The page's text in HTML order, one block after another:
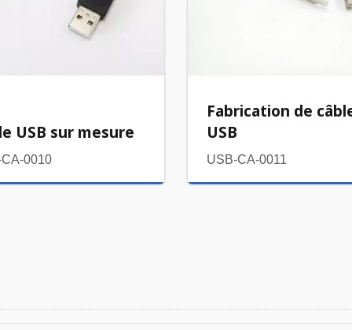
USB sur mesure
0010
Fabrication de
USB
USB-CA-0011